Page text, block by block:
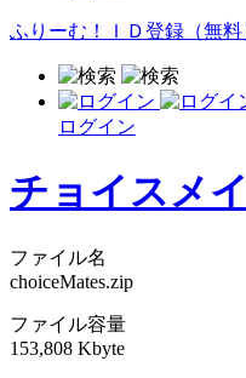
ふりーむ！ＩＤ登録（無料
ログイン
チョイスメ
ファイル名
choiceMates.zip
ファイル容量
153,808 Kbyte